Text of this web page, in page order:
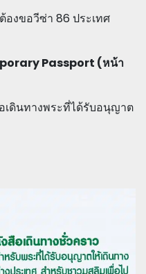
องขอวีซ่า 86 ประเทศ
Passport (หน้า
เดินทางพระที่ได้รับอนุญาต